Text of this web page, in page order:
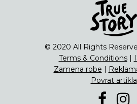
© 2020 All Rights
Terms & Conditions|
Zamena robe |
Povrat artikla